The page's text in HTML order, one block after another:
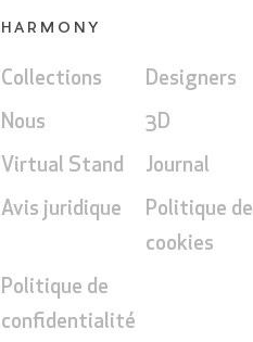
HARMONY
Collections Designers
Nous 3D
Virtual Stand Journal
Avis juridique
Politique de
cookies
Politique de
confidentialité